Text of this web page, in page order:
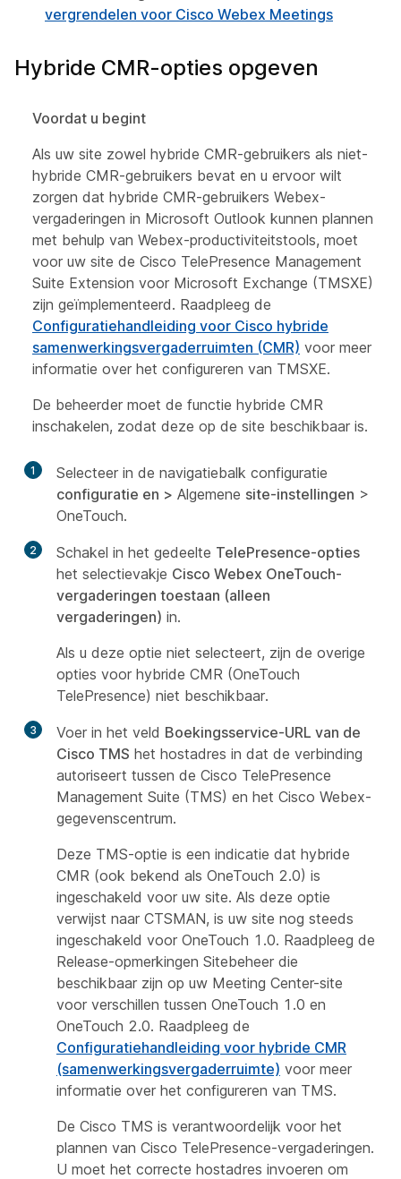
vergrendelen voor Cisco Webex Meetings
Hybride CMR-opties opgeven
Voordat u begint
Als uw site zowel hybride CMR-gebruikers als niet-
hybride CMR-gebruikers bevat en u ervoor wilt
zorgen dat hybride CMR-gebruikers Webex-
vergaderingen in Microsoft Outlook kunnen plannen
met behulp van Webex-productiviteitstools, moet
voor uw site de Cisco TelePresence Management
Suite Extension voor Microsoft Exchange (TMSXE)
zijn geïmplementeerd. Raadpleeg de
Configuratiehandleiding voor Cisco hybride
samenwerkingsvergaderruimten (CMR) voor meer
informatie over het configureren van TMSXE.
De beheerder moet de functie hybride CMR
inschakelen, zodat deze op de site beschikbaar is.
1
Selecteer in de navigatiebalk configuratie
configuratie en > Algemene site-instellingen >
OneTouch.
2 Schakel in het gedeelte TelePresence-opties
het selectievakje Cisco Webex OneTouch-
vergaderingen toestaan (alleen
vergaderingen) in.
Als u deze optie niet selecteert, zijn de overige
opties voor hybride CMR (OneTouch
TelePresence) niet beschikbaar.
3 Voer in het veld Boekingsservice-URL van de
Cisco TMS het hostadres in dat de verbinding
autoriseert tussen de Cisco TelePresence
Management Suite (TMS) en het Cisco Webex-
gegevenscentrum.
Deze TMS-optie is een indicatie dat hybride
CMR (ook bekend als OneTouch 2.0) is
ingeschakeld voor uw site. Als deze optie
verwijst naar CTSMAN, is uw site nog steeds
ingeschakeld voor OneTouch 1.0. Raadpleeg de
Release-opmerkingen Sitebeheer die
beschikbaar zijn op uw Meeting Center-site
voor verschillen tussen OneTouch 1.0 en
OneTouch 2.0. Raadpleeg de
Configuratiehandleiding voor hybride CMR
(samenwerkingsvergaderruimte) voor meer
informatie over het configureren van TMS.
De Cisco TMS is verantwoordelijk voor het
plannen van Cisco TelePresence-vergaderingen.
U moet het correcte hostadres invoeren om